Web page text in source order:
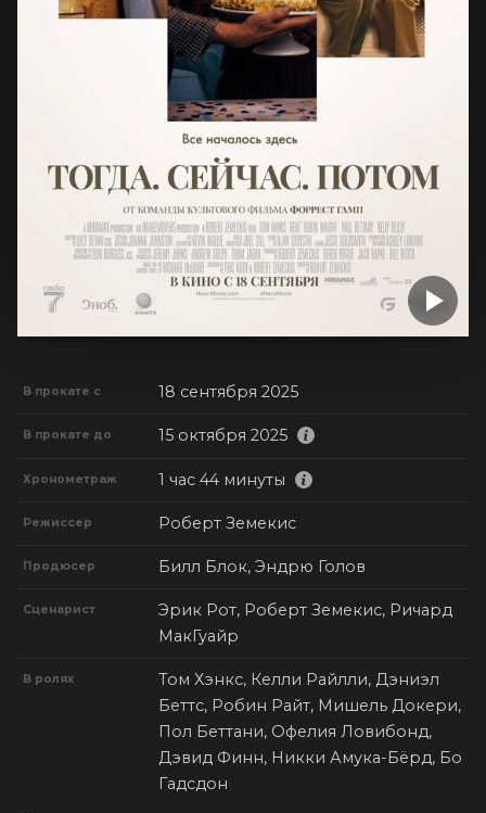
В прокате с 18 сентября 2025
В прокате до 15 октября 2025
Хронометраж 1 час 44 минуты
Режиссер Роберт Земекис
Продюсер Билл Блок, Эндрю Голов
Сценарист
Эрик Рот, Роберт Земекис, Ричард
МакГуайр
В ролях
Том Хэнкс, Келли Райлли, Дэниэл
Беттс, Робин Райт, Мишель Докери,
Пол Беттани, Офелия Ловибонд,
Дэвид Финн, Никки Амука-Бёрд, Бо
Гадсдон